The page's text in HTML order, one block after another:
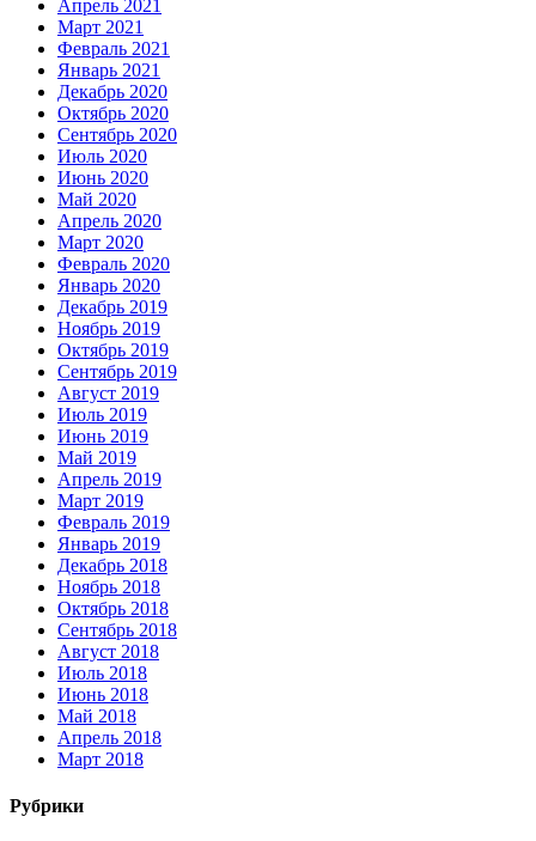
Апрель 2021
Март 2021
Февраль 2021
Январь 2021
Декабрь 2020
Октябрь 2020
Сентябрь 2020
Июль 2020
Июнь 2020
Май 2020
Апрель 2020
Март 2020
Февраль 2020
Январь 2020
Декабрь 2019
Ноябрь 2019
Октябрь 2019
Сентябрь 2019
Август 2019
Июль 2019
Июнь 2019
Май 2019
Апрель 2019
Март 2019
Февраль 2019
Январь 2019
Декабрь 2018
Ноябрь 2018
Октябрь 2018
Сентябрь 2018
Август 2018
Июль 2018
Июнь 2018
Май 2018
Апрель 2018
Март 2018
Рубрики